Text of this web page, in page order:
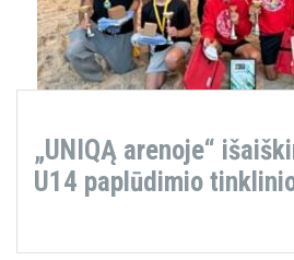
„UNIQĄ arenoje“
U14 paplūdimio